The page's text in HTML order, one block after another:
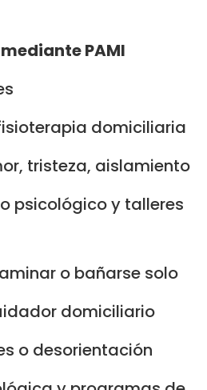
PAMI
domiciliaria
tristeza, aislamiento
psicológico y talleres
o bañarse solo
domiciliario
o desorientación